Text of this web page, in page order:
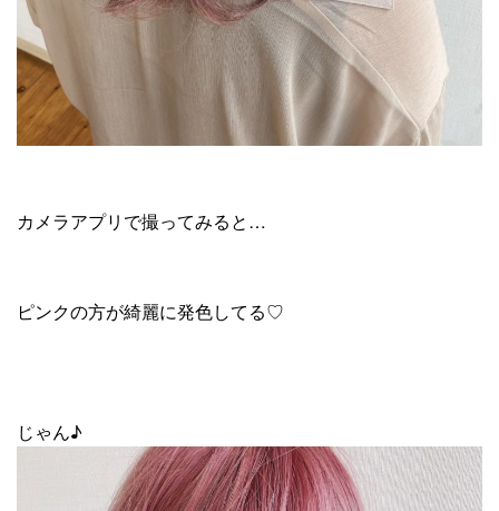
カメラアプリで撮ってみると…
ピンクの方が綺麗に発色してる♡
じゃん♪